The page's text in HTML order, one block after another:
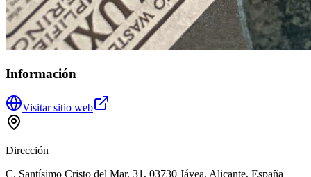
Información
Visitar sitio web
Dirección
C. Santísimo Cristo del Mar, 31, 03730 Jávea, Alicante, España